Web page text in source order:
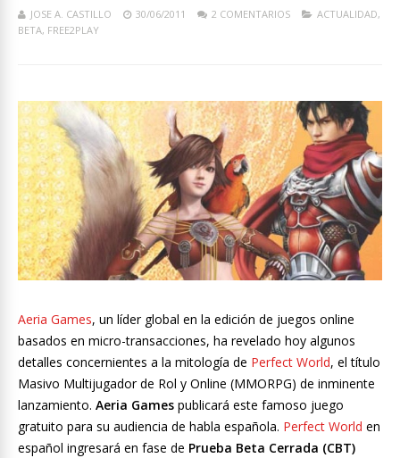
JOSE A. CASTILLO 30/06/2011 2 COMENTARIOS ACTUALIDAD,
BETA, FREE2PLAY
Aeria Games, un líder global en la edición de juegos online
basados en micro-transacciones, ha revelado hoy algunos
detalles concernientes a la mitología de Perfect World, el título
Masivo Multijugador de Rol y Online (MMORPG) de inminente
lanzamiento. Aeria Games publicará este famoso juego
gratuito para su audiencia de habla española. Perfect World en
español ingresará en fase de Prueba Beta Cerrada (CBT)